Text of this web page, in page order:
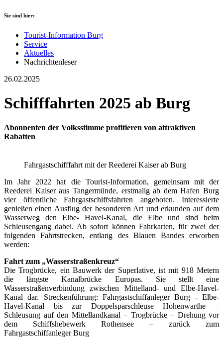
Sie sind hier:
Tourist-Information Burg
Service
Aktuelles
Nachrichtenleser
26.02.2025
Schifffahrten 2025 ab Burg
Abonnenten der Volksstimme profitieren von attraktiven
Rabatten
Fahrgastschifffahrt mit der Reederei Kaiser ab Burg
Im Jahr 2022 hat die Tourist-Information, gemeinsam mit der
Reederei Kaiser aus Tangermünde, erstmalig ab dem Hafen Burg
vier öffentliche Fahrgastschiffsfahrten angeboten. Interessierte
genießen einen Ausflug der besonderen Art und erkunden auf dem
Wasserweg den Elbe- Havel-Kanal, die Elbe und sind beim
Schleusengang dabei. Ab sofort können Fahrkarten, für zwei der
folgenden Fahrtstrecken, entlang des Blauen Bandes erworben
werden:
Fahrt zum „Wasserstraßenkreuz“
Die Trogbrücke, ein Bauwerk der Superlative, ist mit 918 Metern
die längste Kanalbrücke Europas. Sie stellt eine
Wasserstraßenverbindung zwischen Mittelland- und Elbe-Havel-
Kanal dar. Streckenführung: Fahrgastschiffanleger Burg - Elbe-
Havel-Kanal bis zur Doppelsparschleuse Hohenwarthe –
Schleusung auf den Mittellandkanal – Trogbrücke – Drehung vor
dem Schiffshebewerk Rothensee – zurück zum
Fahrgastschiffanleger Burg